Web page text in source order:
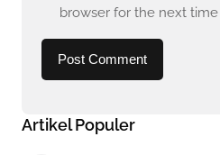
browser for the next
Artikel Populer